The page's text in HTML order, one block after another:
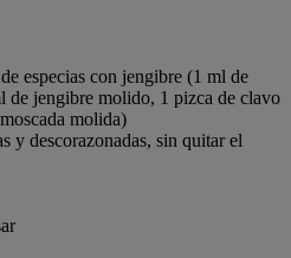
especias con jengibre (1 ml de
de jengibre molido, 1 pizca de clavo
molida)
y descorazonadas, sin quitar el